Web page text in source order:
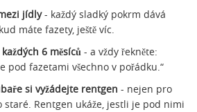
jídly- každý sladký pokrm dává
máte fazety, ještě víc.
6 měsíců - a vždy řekněte:
pod fazetami všechno v pořádku.“
si vyžádejte rentgen - nejen pro
staré. Rentgen ukáže, jestli je pod nimi